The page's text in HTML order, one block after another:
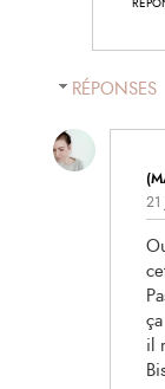
RÉPONSES
21
il